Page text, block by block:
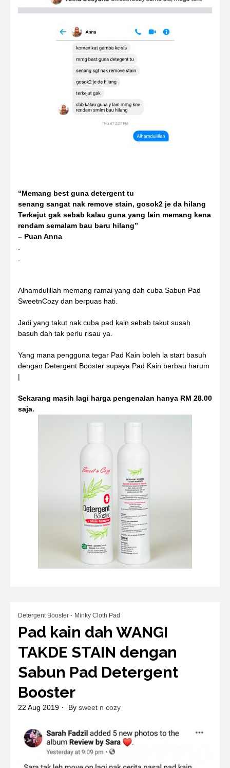
“Memang best guna detergent tu
senang sangat nak remove stain, gosok2 je da hilang
Terkejut gak sebab kalau guna yang lain memang kena
rendam semalam bau baru hilang”
– Puan Anna
Alhamdulillah memang ramai yang dah cuba Sabun Pad
SweetnCozy dan berpuas hati.
Jadi yang takut nak cuba pad kain sebab takut susah
basuh dah tak perlu risau ya.
Yang mana pengguna tegar Pad Kain boleh la start basuh
dengan Detergent Booster supaya Pad Kain berbau harum
|
Sekarang masih lagi harga pengenalan hanya RM 28.00
saja.
Detergent Booster Minky Cloth Pad
Pad kain dah WANGI
TAKDE STAIN dengan
Sabun Pad Detergent
Booster
22 Aug 2019 By sweet n cozy